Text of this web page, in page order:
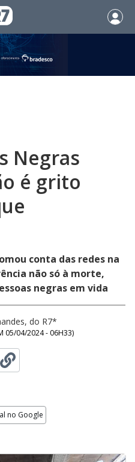
Negras
é grito
conta das redes na
não só à morte,
negras em vida
do R7*
05/04/2024 - 06H33)
no Google